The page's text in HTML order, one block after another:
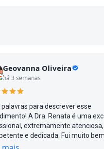
Geovanna Oliveira
há 3 semanas
para descrever esse
A Dra. Renata é uma
extremamente atenciosa,
e dedicada. Fui muito bem
do início ao fim, com um